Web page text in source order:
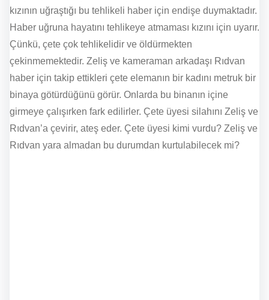
kızının uğraştığı bu tehlikeli haber için endişe duymaktadır.
Haber uğruna hayatını tehlikeye atmaması kızını için uyarır.
Çünkü, çete çok tehlikelidir ve öldürmekten
çekinmemektedir. Zeliş ve kameraman arkadaşı Rıdvan
haber için takip ettikleri çete elemanın bir kadını metruk bir
binaya götürdüğünü görür. Onlarda bu binanın içine
girmeye çalışırken fark edilirler. Çete üyesi silahını Zeliş ve
Rıdvan’a çevirir, ateş eder. Çete üyesi kimi vurdu? Zeliş ve
Rıdvan yara almadan bu durumdan kurtulabilecek mi?